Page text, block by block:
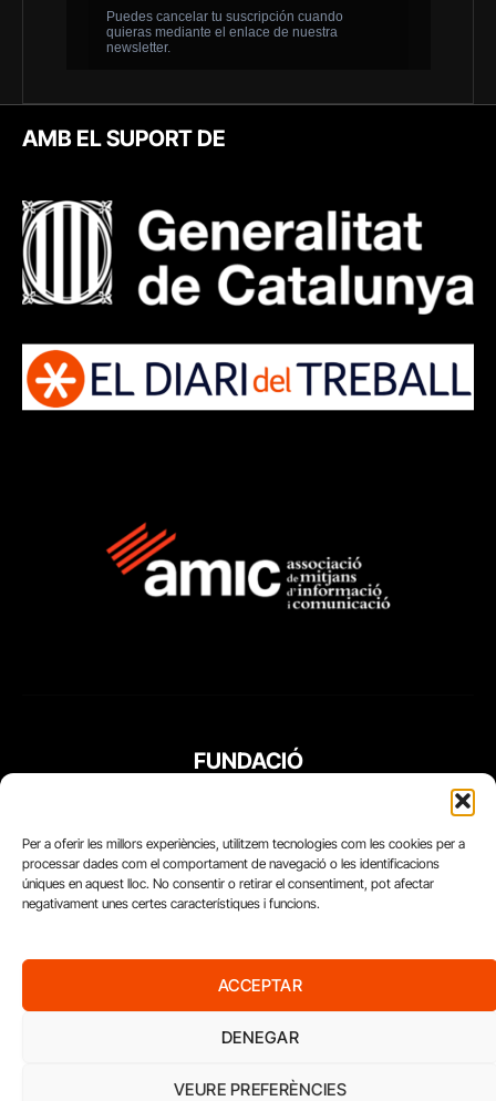
Per a oferir les millors experiències, utilitzem tecnologies com les cookies per a
processar dades com el comportament de navegació o les identificacions
úniques en aquest lloc. No consentir o retirar el consentiment, pot afectar
negativament unes certes característiques i funcions.
ACCEPTAR
DENEGAR
VEURE PREFERÈNCIES
AMB EL SUPORT DE
FUNDACIÓ